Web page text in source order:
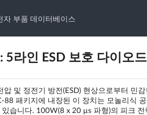
자 부품 데이터베이스
5라인 ESD 보호 다이오
압 및 정전기 방전(ESD) 현상으로부터 민
88 패키지에 내장된 이 장치는 모놀리식
습니다. 100W(8 x 20 µs 파형)의 피크